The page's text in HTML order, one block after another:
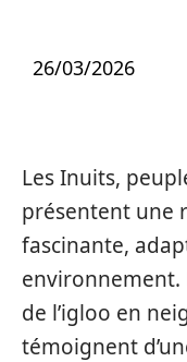
26/03/2026
Les Inuits,
présentent une
fascinante,
de l’igloo en
témoignent